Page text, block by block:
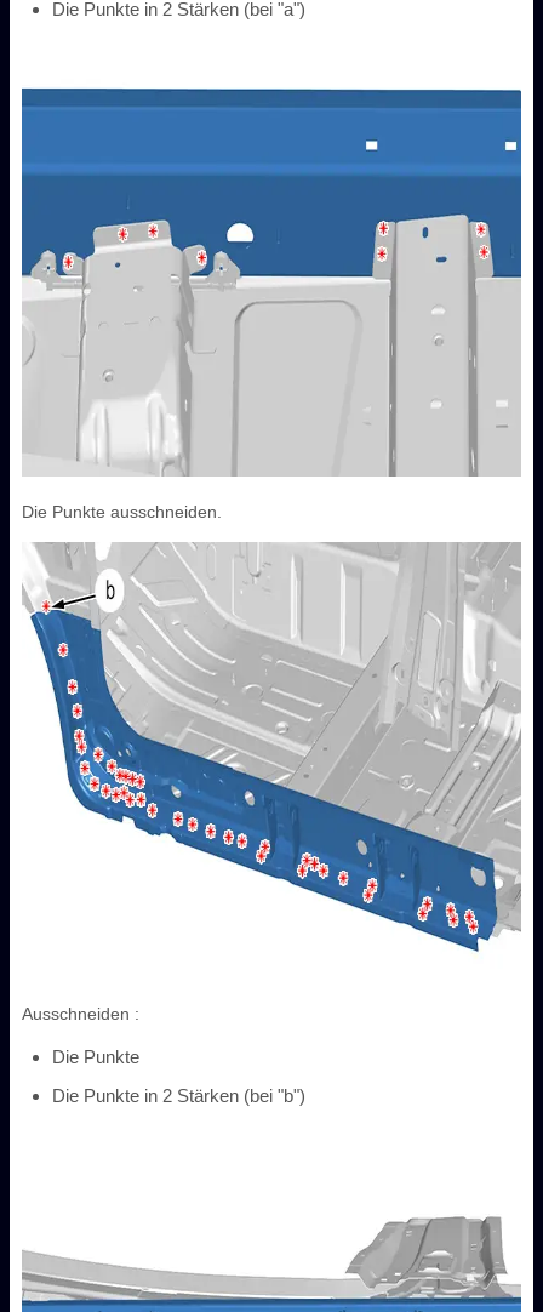
Die Punkte in 2 Stärken (bei "a")
Die Punkte ausschneiden.
Ausschneiden :
Die Punkte
Die Punkte in 2 Stärken (bei "b")